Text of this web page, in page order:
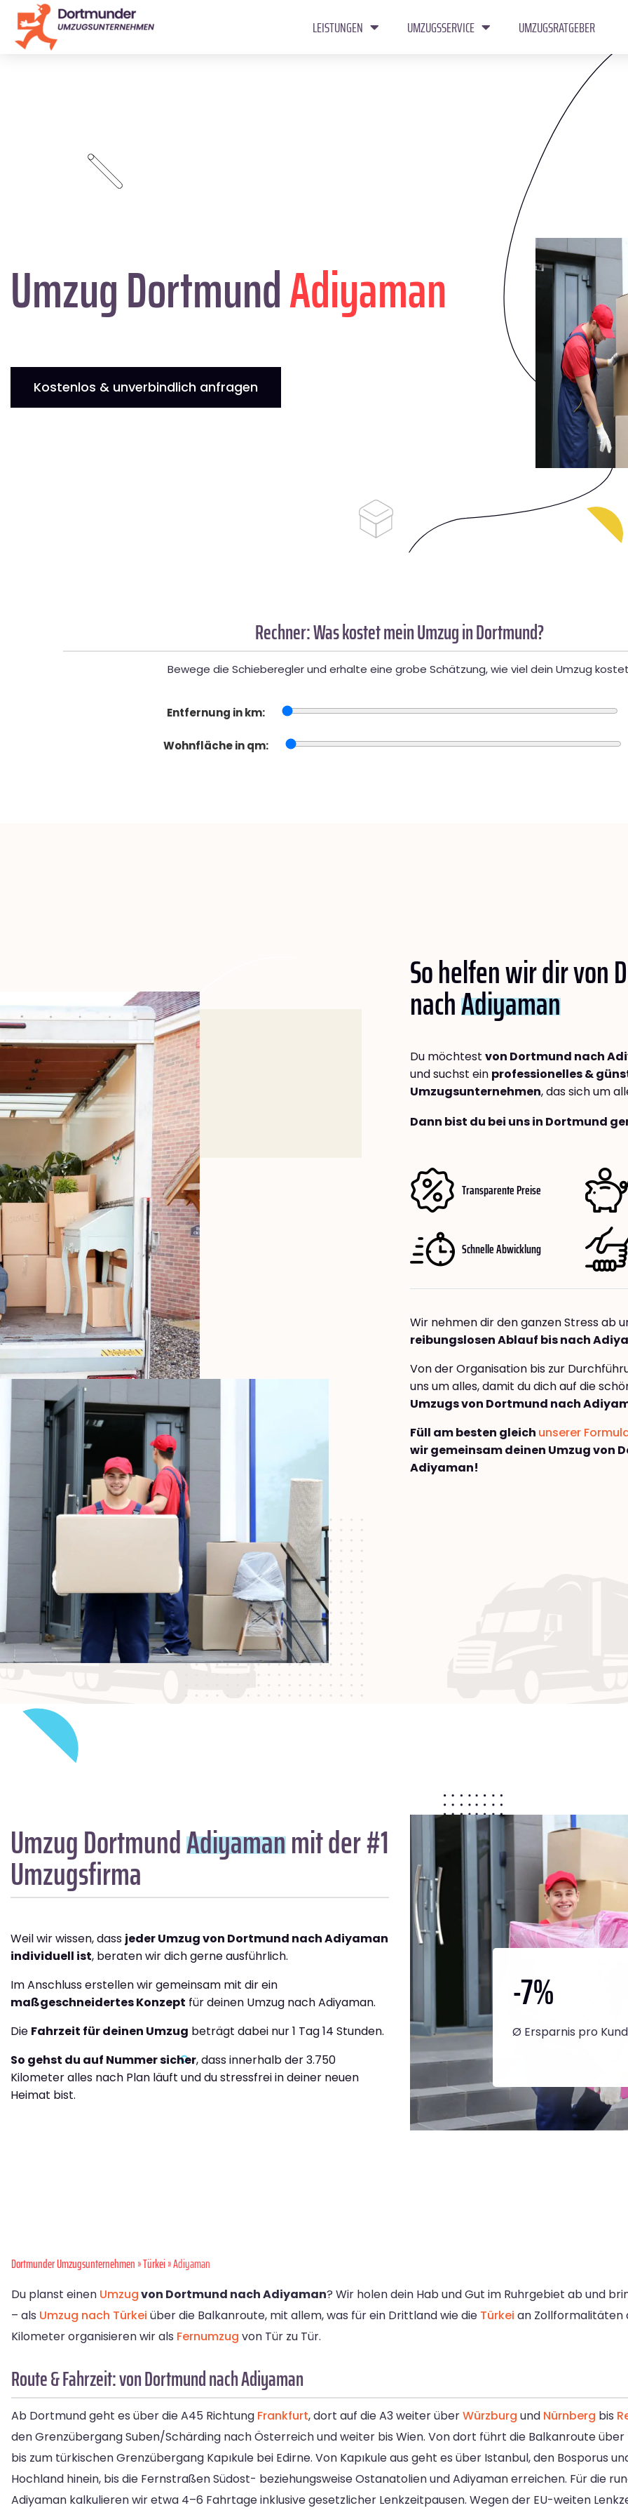
LEISTUNGEN UMZUGSSERVICE UMZUGSRATGEBER
Umzug DortmundAdiyaman
Kostenlos & unverbindlich anfragen
Rechner: Was kostet mein Umzug in Dortmund?
Bewege die Schieberegler und erhalte eine grobe Schätzung, wie viel dein Umzug
Entfernung in km:
Wohnfläche in qm:
So helfen wir dir von
nachAdiyaman
Du möchtest von Dortmund nach
und suchst ein professionelles &
Umzugsunternehmen, das sich um
Dann bist du bei uns in Dortmund
Transparente Preise
Schnelle Abwicklung
Wir nehmen dir den ganzen Stress ab
reibungslosen Ablauf bis nach
Von der Organisation bis zur
uns um alles, damit du dich auf die
Umzugs von Dortmund nach
Füll am besten gleich unserer
wir gemeinsam deinen Umzug von
Adiyaman!
Umzug DortmundAdiyamanmit der #1
Umzugsfirma
Weil wir wissen, dass jeder Umzug von Dortmund nach Adiyaman
individuell ist, beraten wir dich gerne ausführlich.
Im Anschluss erstellen wir gemeinsam mit dir ein
maßgeschneidertes Konzept für deinen Umzug nach Adiyaman.
Die Fahrzeit für deinen Umzug beträgt dabei nur 1 Tag 14 Stunden.
So gehst du auf Nummer sicher, dass innerhalb der 3.750
Kilometer alles nach Plan läuft und du stressfrei in deiner neuen
Heimat bist.
-7%
Ø Ersparnis pro
Dortmunder Umzugsunternehmen»Türkei» Adiyaman
Du planst einen Umzugvon Dortmund nach Adiyaman? Wir holen dein Hab und Gut im Ruhrgebiet ab und
– als Umzug nach Türkei über die Balkanroute, mit allem, was für ein Drittland wie die Türkei an Zollformalitäten
Kilometer organisieren wir als Fernumzug von Tür zu Tür.
Route & Fahrzeit: von Dortmund nach Adiyaman
Ab Dortmund geht es über die A45 Richtung Frankfurt, dort auf die A3 weiter überWürzburg und Nürnberg bis
den Grenzübergang Suben/Schärding nach Österreich und weiter bis Wien. Von dort führt die Balkanroute über
bis zum türkischen Grenzübergang Kapıkule bei Edirne. Von Kapıkule aus geht es über Istanbul, den Bosporus
Hochland hinein, bis die Fernstraßen Südost- beziehungsweise Ostanatolien und Adiyaman erreichen. Für die
Adiyaman kalkulieren wir etwa 4–6 Fahrtage inklusive gesetzlicher Lenkzeitpausen. Wegen der EU-weiten